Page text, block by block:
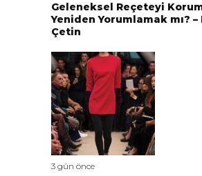
Geleneksel Reçeteyi
Yeniden Yorumlamak mı? –
Çetin
3 gün önce